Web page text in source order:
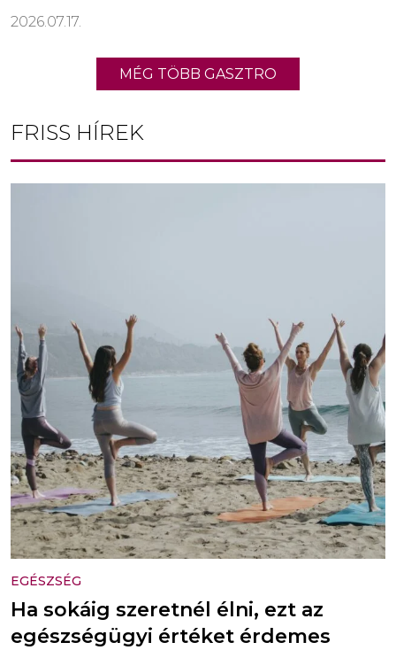
2026.07.17.
MÉG TÖBB GASZTRO
FRISS HÍREK
EGÉSZSÉG
Ha sokáig szeretnél élni, ezt az
egészségügyi értéket érdemes